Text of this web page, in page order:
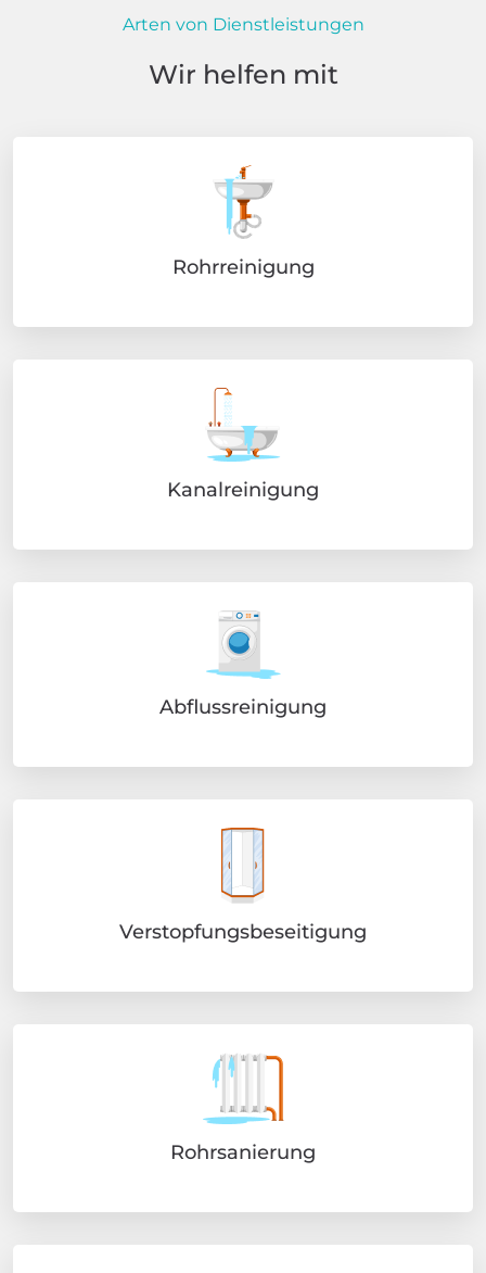
Arten von Dienstleistungen
Wir helfen mit
Rohrreinigung
Kanalreinigung
Abflussreinigung
Verstopfungsbeseitigung
Rohrsanierung